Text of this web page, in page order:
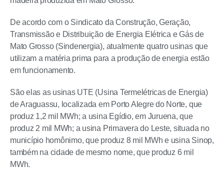
De acordo com o Sindicato da Construção, Geração,
Transmissão e Distribuição de Energia Elétrica e Gás de
Mato Grosso (Sindenergia), atualmente quatro usinas que
utilizam a matéria prima para a produção de energia estão
em funcionamento.
São elas as usinas UTE (Usina Termelétricas de Energia)
de Araguassu, localizada em Porto Alegre do Norte, que
produz 1,2 mil MWh; a usina Egídio, em Juruena, que
produz 2 mil MWh; a usina Primavera do Leste, situada no
município homônimo, que produz 8 mil MWh e usina Sinop,
também na cidade de mesmo nome, que produz 6 mil
MWh.